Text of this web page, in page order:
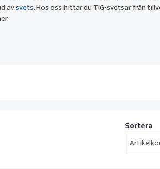
avsvets. Hos oss hittar du TIG-svetsar från
Sortera